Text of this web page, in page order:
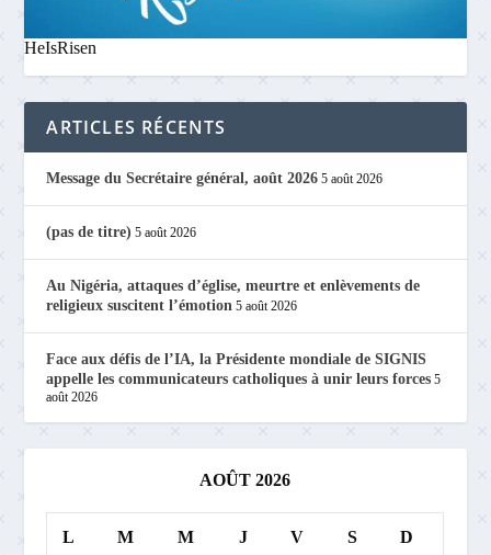
HeIsRisen
ARTICLES RÉCENTS
Message du Secrétaire général, août 2026 5 août 2026
(pas de titre) 5 août 2026
Au Nigéria, attaques d’église, meurtre et enlèvements de
religieux suscitent l’émotion 5 août 2026
Face aux défis de l’IA, la Présidente mondiale de SIGNIS
appelle les communicateurs catholiques à unir leurs forces 5
août 2026
AOÛT 2026
L M M J V S D